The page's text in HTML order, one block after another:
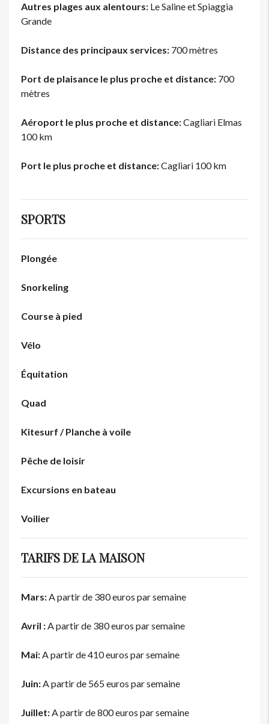
Autres plages aux alentours: Le Saline et Spiaggia
Grande
Distance des principaux services: 700 mètres
Port de plaisance le plus proche et distance: 700
mètres
Aéroport le plus proche et distance:Cagliari Elmas
100 km
Port le plus proche et distance:Cagliari 100 km
SPORTS
Plongée
Snorkeling
Course à pied
Vélo
Équitation
Quad
Kitesurf / Planche à voile
Pêche de loisir
Excursions en bateau
Voilier
TARIFS DE LA MAISON
Mars:A partir de 380 euros par semaine
Avril :A partir de 380 euros par semaine
Mai:A partir de 410 euros par semaine
Juin:A partir de 565 euros par semaine
Juillet:A partir de 800 euros par semaine